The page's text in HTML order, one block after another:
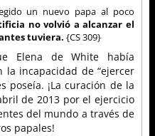
un nuevo papa al poco
no volvió a alcanzar el
tuviera. {CS 309}
Elena de White había
incapacidad de “ejercer
poseía. ¡La curación de la
de 2013 por el ejercicio
del mundo a través de
papales!